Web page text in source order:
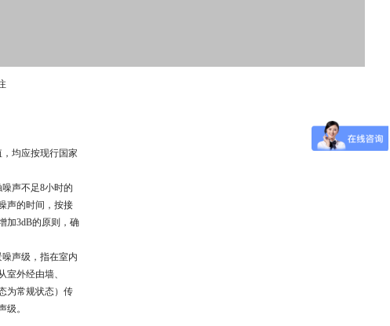
， 均应按现行国家
声不足8小时的
声的时间 ， 按接
加3dB的原则 ， 确
声级 ， 指在室内
室外经由墙、
为常规状态） 传
级。